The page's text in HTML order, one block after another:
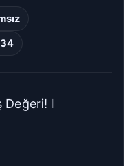
Değeri! I